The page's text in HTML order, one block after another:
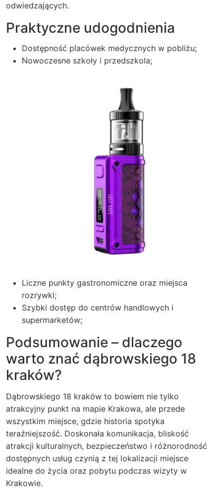
odwiedzających.
Praktyczne udogodnienia
Dostępność placówek medycznych w pobliżu;
Nowoczesne szkoły i przedszkola;
Liczne punkty gastronomiczne oraz miejsca
rozrywki;
Szybki dostęp do centrów handlowych i
supermarketów;
Podsumowanie – dlaczego
warto znać dąbrowskiego 18
kraków?
Dąbrowskiego 18 kraków to bowiem nie tylko
atrakcyjny punkt na mapie Krakowa, ale przede
wszystkim miejsce, gdzie historia spotyka
teraźniejszość. Doskonała komunikacja, bliskość
atrakcji kulturalnych, bezpieczeństwo i różnorodność
dostępnych usług czynią z tej lokalizacji miejsce
idealne do życia oraz pobytu podczas wizyty w
Krakowie.